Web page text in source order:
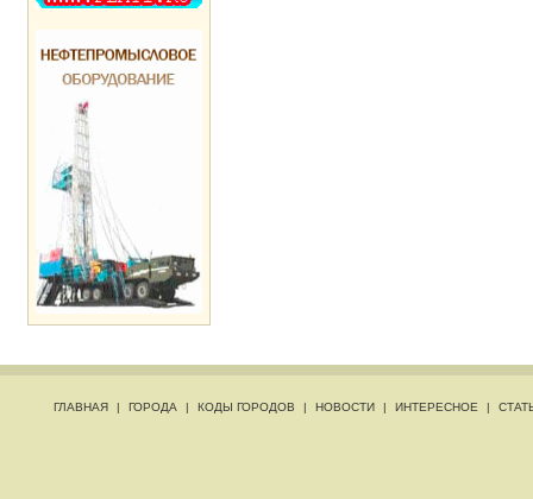
ГЛАВНАЯ | ГОРОДА | КОДЫ ГОРОДОВ | НОВОСТИ | ИНТЕРЕСНОЕ |